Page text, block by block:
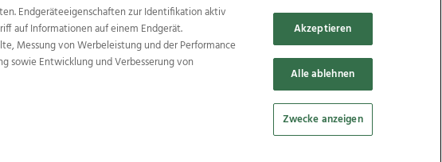
OÖN Reise
Promenaden Galerien
Endgeräteeigenschaften zur Identifikation aktiv
auf Informationen auf einem Endgerät.
Messung von Werbeleistung und der Performance
sowie Entwicklung und Verbesserung von
Akzeptieren
Alle ablehnen
Zwecke anzeigen